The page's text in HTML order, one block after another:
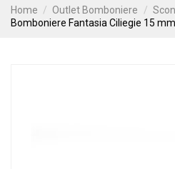
Home Outlet Bomboniere
Bomboniere Fantasia Ciliegie 15